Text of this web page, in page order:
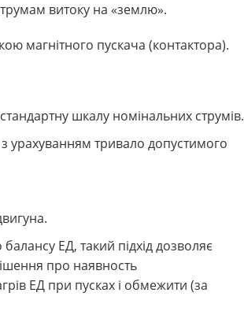
витоку на «землю».
магнітного пускача (контактора).
шкалу номінальних струмів.
урахуванням тривало допустимого
ЕД, такий підхід дозволяє
про наявность
ЕД при пусках і обмежити (за